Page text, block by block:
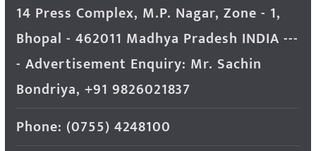
14 Press Complex, M.P. Nagar, Zone - 1,
Bhopal - 462011 Madhya Pradesh INDIA ---
- Advertisement Enquiry: Mr. Sachin
Bondriya, +91 9826021837
Phone: (0755) 4248100